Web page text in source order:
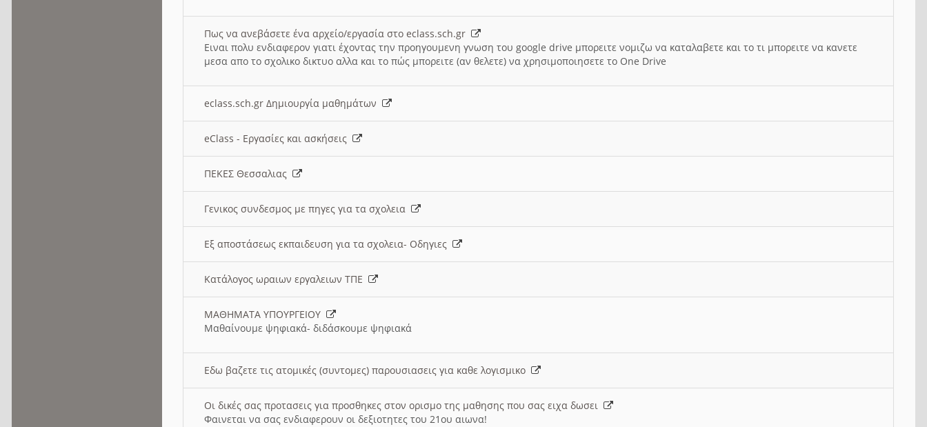
Πως να ανεβάσετε ένα αρχείο/εργασία στο eclass.sch.gr
Ειναι πολυ ενδιαφερον γιατι έχοντας την προηγουμενη γνωση του google drive μπορειτε νομιζω να καταλαβετε και το τι μπορειτε να κανετε
μεσα απο το σχολικο δικτυο αλλα και το πώς μπορειτε (αν θελετε) να χρησιμοποιησετε το One Drive
eclass.sch.gr Δημιουργία μαθημάτων
eClass - Εργασίες και ασκήσεις
ΠΕΚΕΣ Θεσσαλιας
Γενικος συνδεσμος με πηγες για τα σχολεια
Εξ αποστάσεως εκπαιδευση για τα σχολεια- Οδηγιες
Κατάλογος ωραιων εργαλειων ΤΠΕ
ΜΑΘΗΜΑΤΑ ΥΠΟΥΡΓΕΙΟΥ
Μαθαίνουμε ψηφιακά- διδάσκουμε ψηφιακά
Εδω βαζετε τις ατομικές (συντομες) παρουσιασεις για καθε λογισμικο
Οι δικές σας προτασεις για προσθηκες στον ορισμο της μαθησης που σας ειχα δωσει
Φαινεται να σας ενδιαφερουν οι δεξιοτητες του 21ου αιωνα!